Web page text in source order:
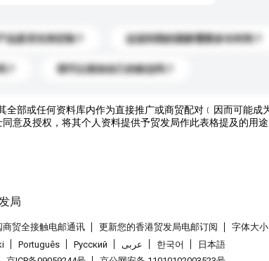
品是否支持定制？ 运送到我的国家需要多长时间？
我可以添加自己的标志吗？
全部或任何资料库内作为直接推广或商贸配对﹝因而可能成
意及授权，将其个人资料提供予贸发局作此表格提及的用途
商贸全接触电邮通讯 更新您的香港贸发局电邮订阅
字体大小
Português Pусский عربى 한국어
日本語